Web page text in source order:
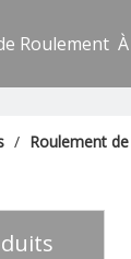
Roulement
/ Roulement